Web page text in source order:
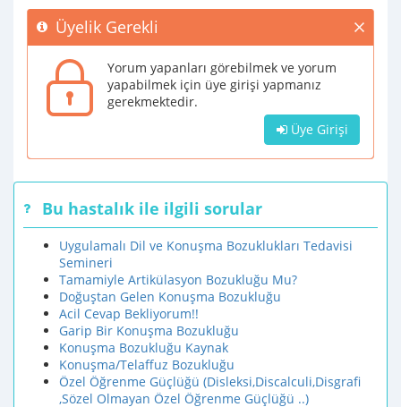
Üyelik Gerekli
Yorum yapanları görebilmek ve yorum
yapabilmek için üye girişi yapmanız
gerekmektedir.
Üye Girişi
Bu hastalık ile ilgili sorular
Uygulamalı Dil ve Konuşma Bozuklukları Tedavisi
Semineri
Tamamiyle Artikülasyon Bozukluğu Mu?
Doğuştan Gelen Konuşma Bozukluğu
Acil Cevap Bekliyorum!!
Garip Bir Konuşma Bozukluğu
Konuşma Bozukluğu Kaynak
Konuşma/Telaffuz Bozukluğu
Özel Öğrenme Güçlüğü (Disleksi,Discalculi,Disgrafi
,Sözel Olmayan Özel Öğrenme Güçlüğü ..)